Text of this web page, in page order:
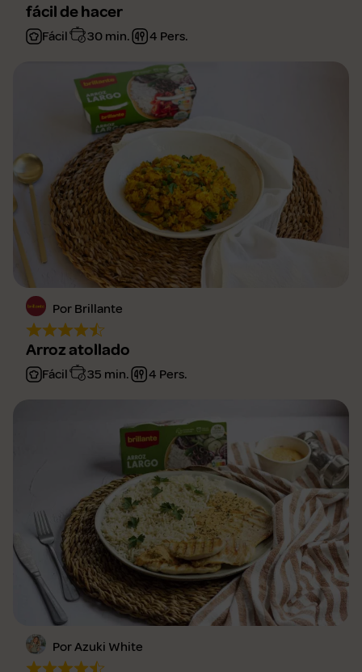
fácil de hacer
Fácil 30 min. 4 Pers.
Por Brillante
Arroz atollado
Fácil 35 min. 4 Pers.
Por Azuki White